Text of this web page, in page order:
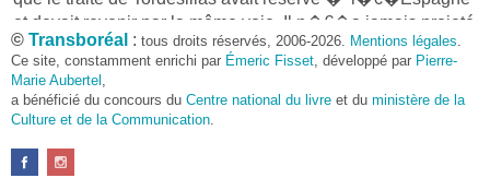
et devait revenir par la même voie. Il n�€�a jamais projeté
de faire un tour du monde. Son décès prématuré, le
27� avril� 1521 sur l�€�île de Mactan aux Philippines,
ne lui permettra pas de le réaliser. L�€�ancien mutin Juan
Sebastián Elcano en recevra les honneurs au retour �
navigateur est d�€�avoir résisté � ses hommes et aux
© Transboréal : tous droits réservés, 2006-2026. Mentions légales.
Ce site, constamment enrichi par Émeric Fisset, développé par Pierre-
Marie Aubertel ,
a bénéficié du concours du Centre national du livre et du ministère de la
Culture et de la Communication.